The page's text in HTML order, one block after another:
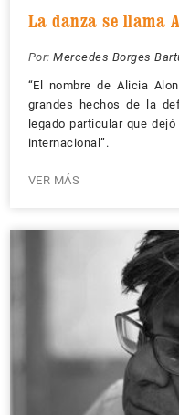
La danza se llama
Por: Mercedes Borges
“El nombre de Alicia
grandes hechos de la
legado particular que
internacional”.
VER MÁS